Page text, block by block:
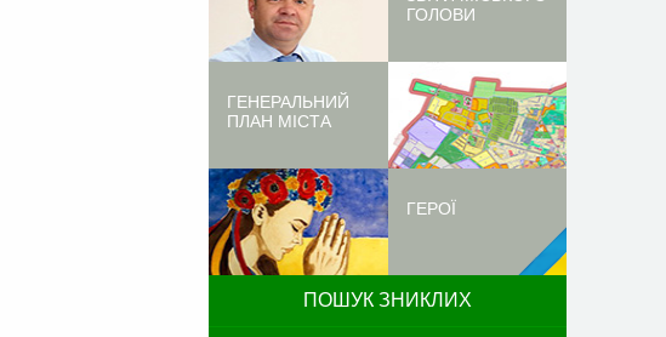
ГОЛОВИ
ГЕНЕРАЛЬНИЙ
ПЛАН МІСТА
ГЕРОЇ
ПОШУК ЗНИКЛИХ